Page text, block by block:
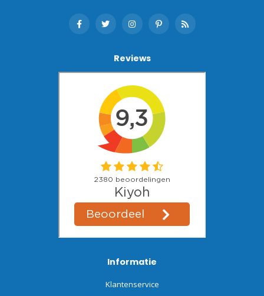
Reviews
Informatie
Klantenservice